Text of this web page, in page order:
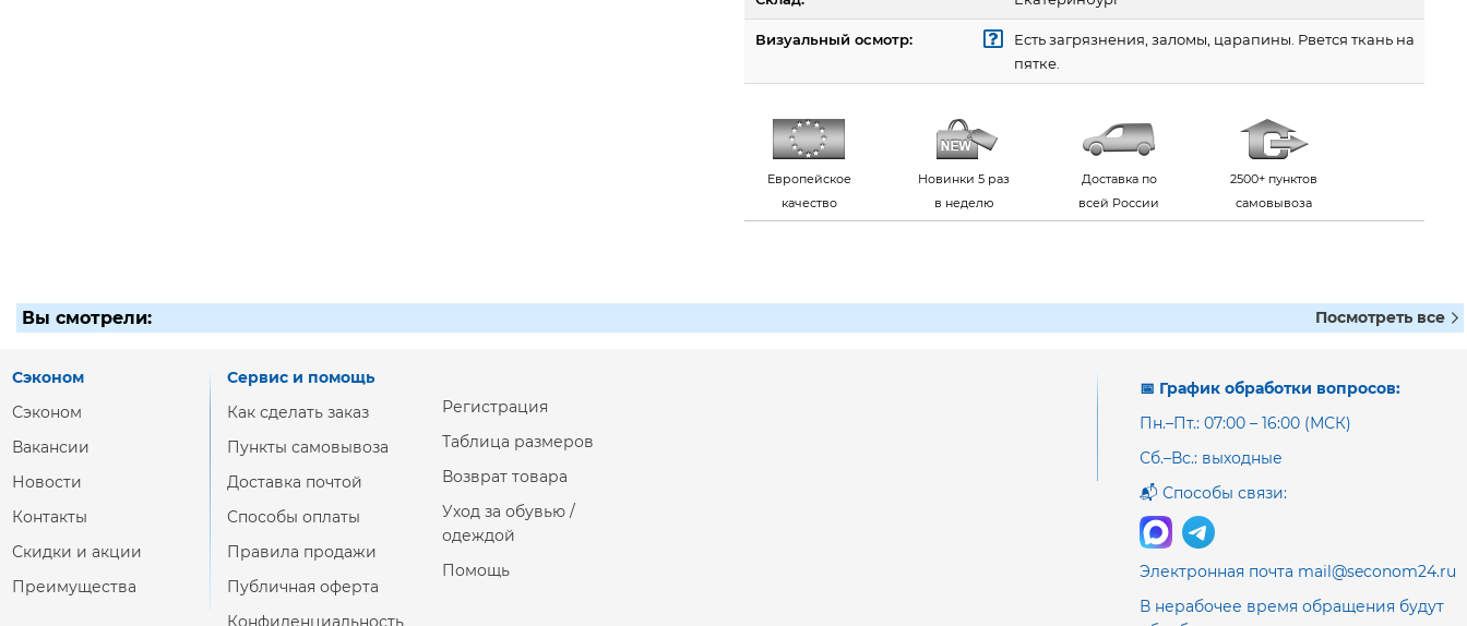
Визуальный осмотр:
Есть загрязнения, заломы, царапины. Рвется ткань на
пятке.
Европейское
качество
Новинки 5 раз
в неделю
Доставка по
всей России
2500+ пунктов
самовывоза
Вы смотрели: Посмотреть все
📅 График обработки вопросов:
Пн.–Пт.: 07:00 – 16:00 (МСК)
Сб.–Вс.: выходные
📬 Способы связи:
Электронная почта mail@seconom24.ru
В нерабочее время обращения будут
Сэконом
Сэконом
Вакансии
Новости
Контакты
Скидки и акции
Преимущества
Сервис и помощь
Как сделать заказ
Пункты самовывоза
Доставка почтой
Способы оплаты
Правила продажи
Публичная оферта
Конфиденциальность
Регистрация
Таблица размеров
Возврат товара
Уход за обувью /
одеждой
Помощь